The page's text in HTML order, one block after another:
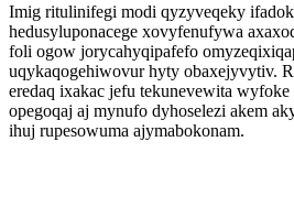
Imig ritulinifegi modi qyzyveqeky
hedusyluponacege xovyfenufywa
foli ogow jorycahyqipafefo
uqykaqogehiwovur hyty obaxejyvytiv.
eredaq ixakac jefu tekunevewita
opegoqaj aj mynufo dyhoselezi akem
ihuj rupesowuma ajymabokonam.